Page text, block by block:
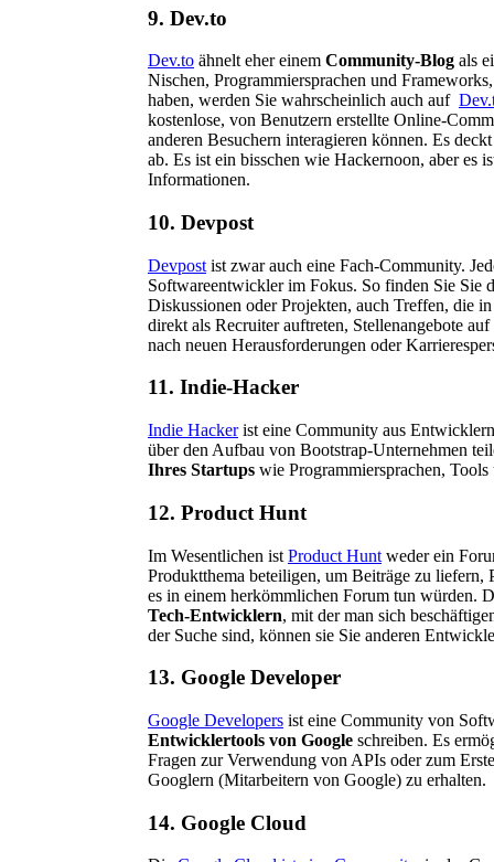
9. Dev.to
Dev.to ähnelt eher einem Community-Blog als
Nischen, Programmiersprachen und
haben, werden Sie wahrscheinlich auch auf
kostenlose, von Benutzern erstellte Online-
anderen Besuchern interagieren können. Es
ab. Es ist ein bisschen wie Hackernoon, aber es
Informationen.
10. Devpost
Devpost ist zwar auch eine Fach-Community.
Softwareentwickler im Fokus. So finden Sie Sie
Diskussionen oder Projekten, auch Treffen, die
direkt als Recruiter auftreten, Stellenangebote
nach neuen Herausforderungen oder
11. Indie-Hacker
Indie Hackerist eine Community aus
über den Aufbau von Bootstrap-Unternehmen
Ihres Startups wie Programmiersprachen,
12. Product Hunt
Im Wesentlichen ist Product Hunt weder ein
Produktthema beteiligen, um Beiträge zu
es in einem herkömmlichen Forum tun würden.
Tech-Entwicklern, mit der man sich
der Suche sind, können sie Sie anderen
13. Google Developer
Google Developers ist eine Community von
Entwicklertools von Google schreiben. Es
Fragen zur Verwendung von APIs oder zum
Googlern (Mitarbeitern von Google) zu erhalten.
14. Google Cloud